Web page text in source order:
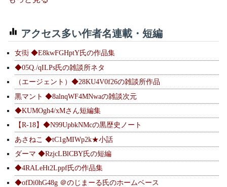
アクセス多い作者名連載・短編
女衒 ◆E8kwFGHptY氏の作品集
◆05Q./qILPs氏の雑談所ネタ
（エージェント）◆28KU4V0f26の雑談所作品
黒マント ◆8alnqWF4MNwaの雑談次元
◆KUMOgh4/xMさん短編集
【R-18】◆N99UpbkNMcの黒歴史ノート
あさねこ ◆tC1gMIWp2k★小話
ダーマ ◆RzjcLBlCBY氏の短編
◆4RALeHt2Lppf氏の作品集
◆ofDi0hG48g ＠のじまーる氏のホームベース